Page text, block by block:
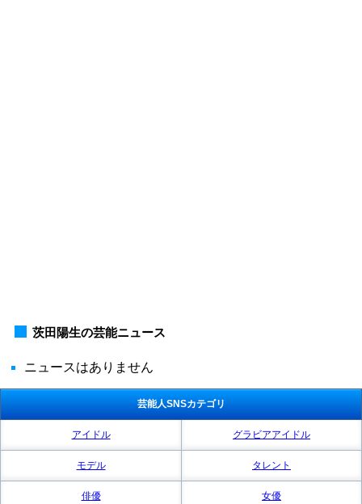
茨田陽生の芸能ニュース
ニュースはありません
芸能人SNSカテゴリ
アイドル グラビアアイドル
モデル タレント
俳優 女優